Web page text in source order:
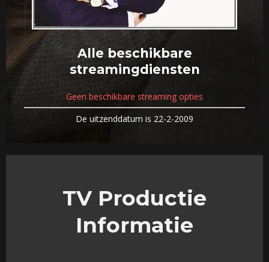
Alle beschikbare
streamingdiensten
Geen beschikbare streaming opties
De uitzenddatum is 22-2-2009
TV Productie
Informatie